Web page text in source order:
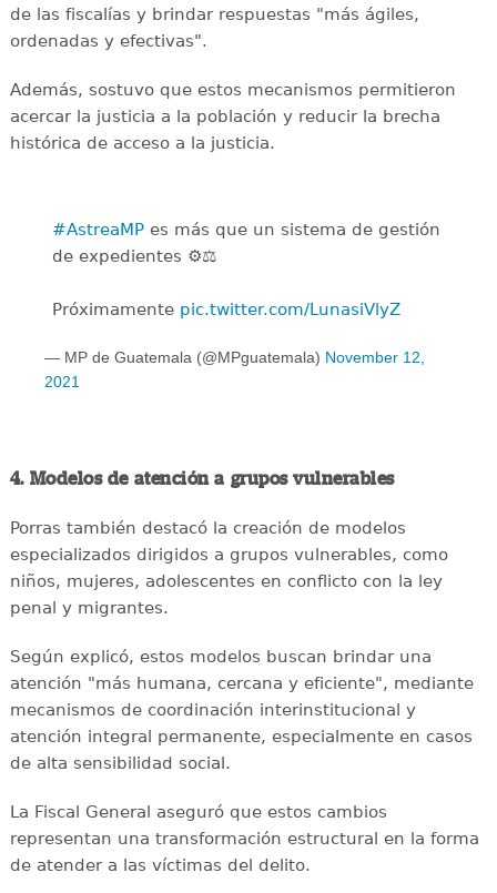
de las fiscalías y brindar respuestas "más ágiles,
ordenadas y efectivas".
Además, sostuvo que estos mecanismos permitieron
acercar la justicia a la población y reducir la brecha
histórica de acceso a la justicia.
#AstreaMP es más que un sistema de gestión
de expedientes ⚙️⚖️
Próximamente pic.twitter.com/LunasiVlyZ
— MP de Guatemala (@MPguatemala) November 12,
2021
4. Modelos de atención a grupos vulnerables
Porras también destacó la creación de modelos
especializados dirigidos a grupos vulnerables, como
niños, mujeres, adolescentes en conflicto con la ley
penal y migrantes.
Según explicó, estos modelos buscan brindar una
atención "más humana, cercana y eficiente", mediante
mecanismos de coordinación interinstitucional y
atención integral permanente, especialmente en casos
de alta sensibilidad social.
La Fiscal General aseguró que estos cambios
representan una transformación estructural en la forma
de atender a las víctimas del delito.